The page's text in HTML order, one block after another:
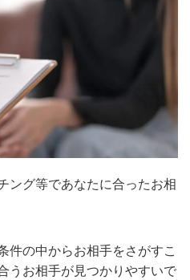
ング等であなたに合ったお相
件の中からお相手をさがすこ
うお相手が見つかりやすいで